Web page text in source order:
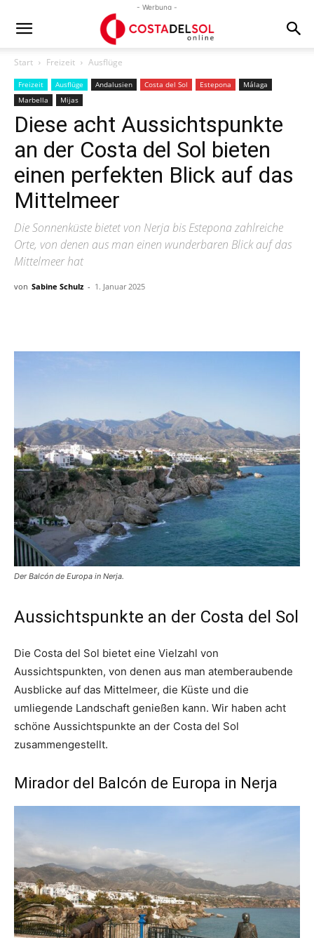
- Werbung -
Start Freizeit Ausflüge
Freizeit Ausflüge Andalusien Costa del Sol Estepona
Málaga
Marbella
Mijas
Diese acht Aussichtspunkte
an der Costa del Sol bieten
einen perfekten Blick auf das
Mittelmeer
Die Sonnenküste bietet von Nerja bis Estepona zahlreiche
Orte, von denen aus man einen wunderbaren Blick auf das
Mittelmeer hat
von Sabine Schulz - 1. Januar 2025
Der Balcón de Europa in Nerja.
Aussichtspunkte an der Costa del Sol
Die Costa del Sol bietet eine Vielzahl von
Aussichtspunkten, von denen aus man atemberaubende
Ausblicke auf das Mittelmeer, die Küste und die
umliegende Landschaft genießen kann. Wir haben acht
schöne Aussichtspunkte an der Costa del Sol
zusammengestellt.
Mirador del Balcón de Europa in Nerja